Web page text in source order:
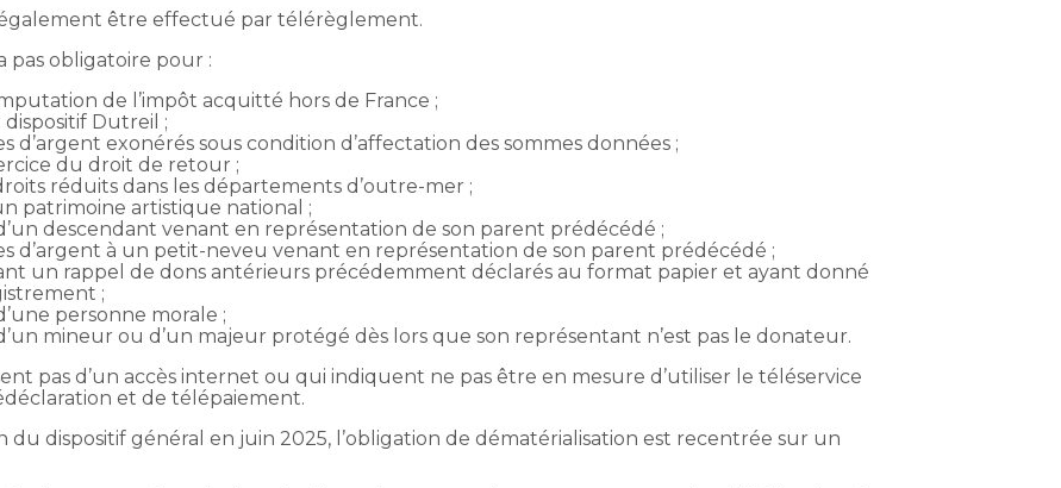
être effectué par télérèglement.
pas obligatoire pour :
de l’impôt acquitté hors de France ;
dispositif Dutreil ;
d’argent exonérés sous condition d’affectation des sommes données ;
du droit de retour ;
réduits dans les départements d’outre-mer ;
patrimoine artistique national ;
descendant venant en représentation de son parent prédécédé ;
d’argent à un petit-neveu venant en représentation de son parent prédécédé ;
un rappel de dons antérieurs précédemment déclarés au format papier et ayant donné
;
personne morale ;
mineur ou d’un majeur protégé dès lors que son représentant n’est pas le donateur.
pas d’un accès internet ou qui indiquent ne pas être en mesure d’utiliser le téléservice
et de télépaiement.
du dispositif général en juin 2025, l’obligation de dématérialisation est recentrée sur un